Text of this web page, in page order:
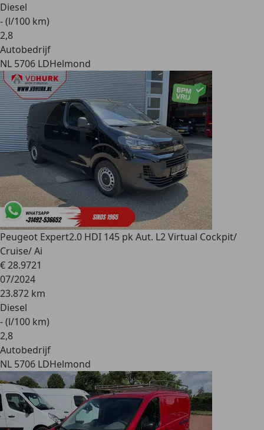
Diesel
- (l/100 km)
2,8
Autobedrijf
NL 5706 LDHelmond
Peugeot Expert2.0 HDI 145 pk Aut. L2 Virtual Cockpit/
Cruise/ Ai
€ 28.9721
07/2024
23.872 km
Diesel
- (l/100 km)
2,8
Autobedrijf
NL 5706 LDHelmond